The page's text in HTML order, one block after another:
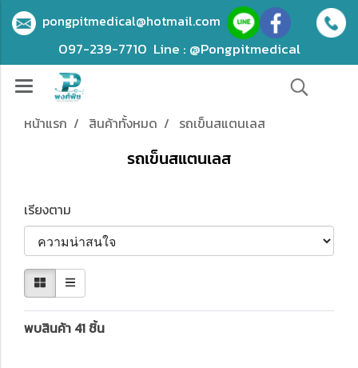
pongpitmedical@hotmail.com
097-239-7710 Line : @Pongpitmedical
หน้าแรก สินค้าทั้งหมด รถเข็นสแตนเลส
รถเข็นสแตนเลส
เรียงตาม
พบสินค้า 41 ชิ้น